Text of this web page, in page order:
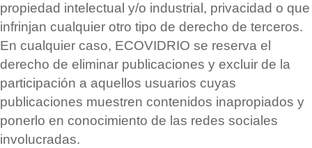
propiedad intelectual y/o industrial, privacidad o que
infrinjan cualquier otro tipo de derecho de terceros.
En cualquier caso, ECOVIDRIO se reserva el
derecho de eliminar publicaciones y excluir de la
participación a aquellos usuarios cuyas
publicaciones muestren contenidos inapropiados y
ponerlo en conocimiento de las redes sociales
involucradas.